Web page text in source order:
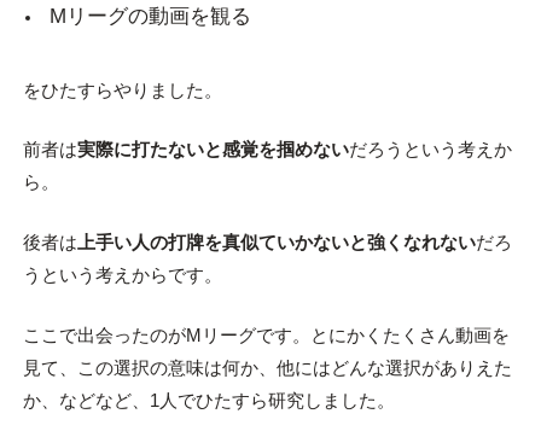
Mリーグの動画を観る
をひたすらやりました。
前者は実際に打たないと感覚を掴めないだろうという考えか
ら。
後者は 上手い人の打牌を真似ていかないと強くなれないだろ
うという考えからです。
ここで出会ったのがMリーグです。とにかくたくさん動画を
見て、この選択の意味は何か、他にはどんな選択がありえた
か、などなど、1人でひたすら研究しました。